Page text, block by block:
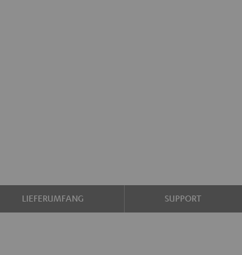
LIEFERUMFANG SUPPORT